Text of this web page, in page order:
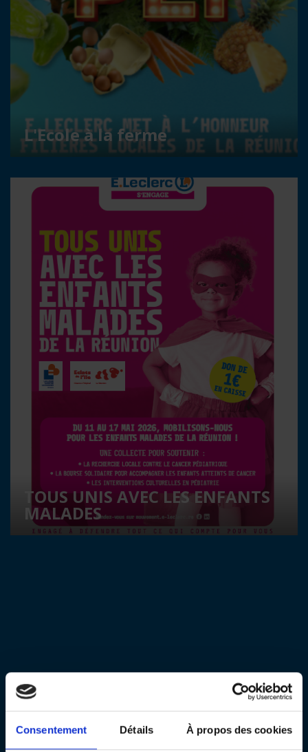
Consentement Détails À propos des cookies
L'Ecole à la ferme
TOUS UNIS AVEC LES ENFANTS
MALADES